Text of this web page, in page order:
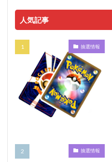
人気記事
抽選情報
抽選情報